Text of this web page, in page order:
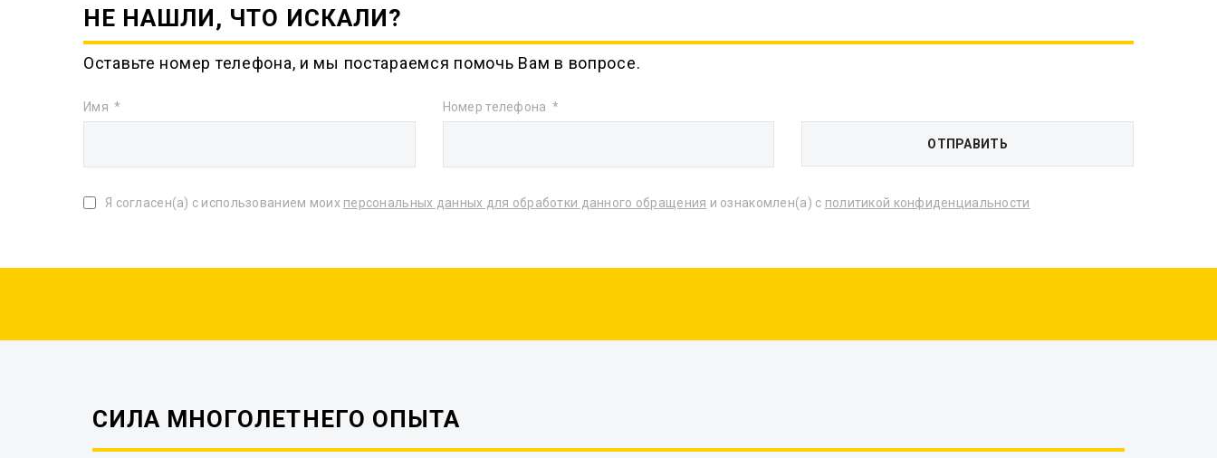
НЕ НАШЛИ, ЧТО ИСКАЛИ?
Оставьте номер телефона, и мы постараемся помочь Вам в вопросе.
Имя Номер телефона
Я согласен(а) с использованием моих персональных данных для обработки данного обращения и ознакомлен(а) с политикой конфиденциальности
СИЛА МНОГОЛЕТНЕГО ОПЫТА